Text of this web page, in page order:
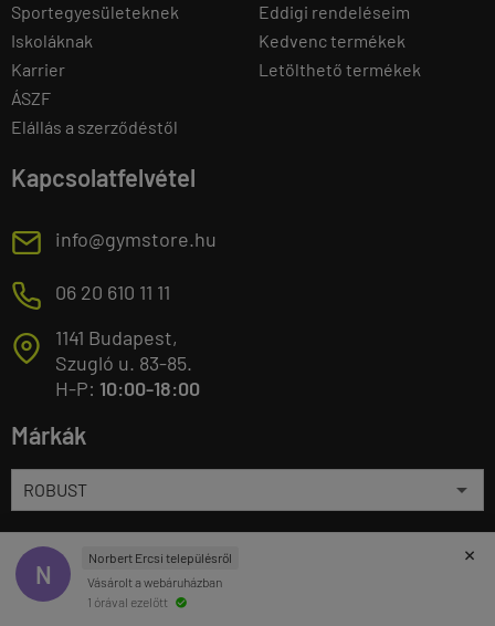
Sportegyesületeknek
Iskoláknak
Karrier
ÁSZF
Elállás a szerződéstől
Eddigi rendeléseim
Kedvenc termékek
Letölthető termékek
Kapcsolatfelvétel
E info@gymstore.hu
M 06 20 610 11 11
T
1141 Budapest,
Szugló u. 83-85.
H-P: 10:00-18:00
Márkák
Valuta választás ×
N
Norbert Ercsi településről
Vásárolt a webáruházban
1 órával ezelőtt
